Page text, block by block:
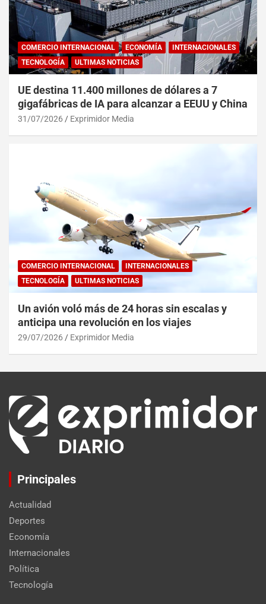
COMERCIO INTERNACIONAL ECONOMÍA
INTERNACIONALES
TECNOLOGÍA
ULTIMAS NOTICIAS
UE destina 11.400 millones de dólares a 7
gigafábricas de IA para alcanzar a EEUU y China
31/07/2026 Exprimidor Media
COMERCIO INTERNACIONAL
INTERNACIONALES
TECNOLOGÍA
ULTIMAS NOTICIAS
Un avión voló más de 24 horas sin escalas y
anticipa una revolución en los viajes
29/07/2026 Exprimidor Media
Principales
Actualidad
Deportes
Economía
Internacionales
Política
Tecnología